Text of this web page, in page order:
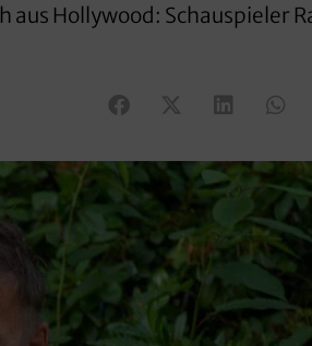
aus Hollywood: Schauspieler